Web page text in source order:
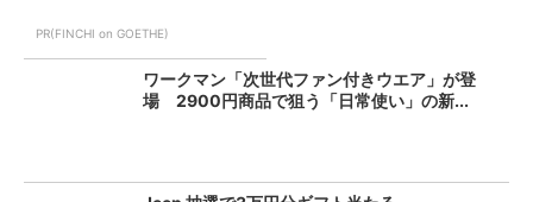
PR(FINCHI on GOETHE)
ワークマン「次世代ファン付きウエア」が登
場 2900円商品で狙う「日常使い」の新...